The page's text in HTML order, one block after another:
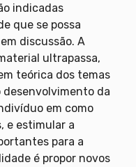
indicadas
que se possa
discussão. A
ultrapassa,
teórica dos temas
desenvolvimento da
em como
e estimular a
para a
é propor novos